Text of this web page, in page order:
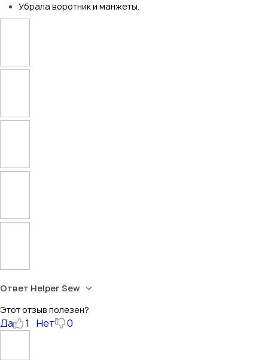
Убрала воротник и манжеты.
Ответ Helper Sew
Этот отзыв полезен?
Да 1 Нет 0